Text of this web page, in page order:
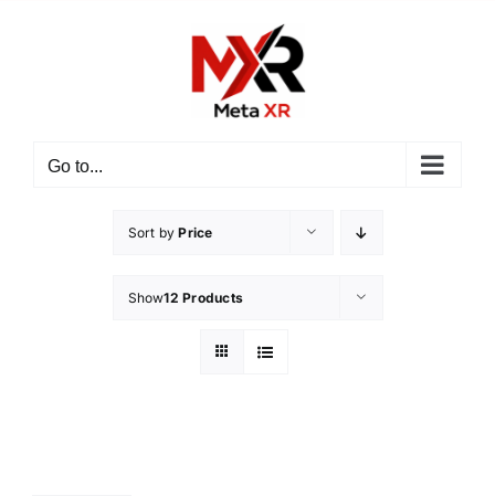
Go to...
Sort byPrice
Show12 Products